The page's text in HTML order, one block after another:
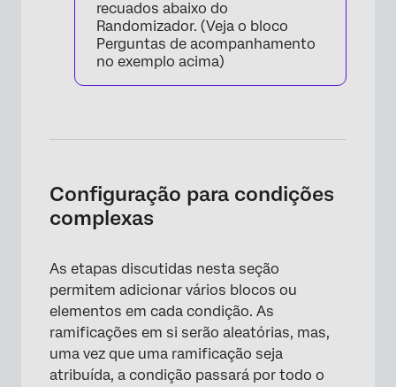
recuados abaixo do
Randomizador. (Veja o bloco
Perguntas de acompanhamento
no exemplo acima)
Configuração para condições
complexas
As etapas discutidas nesta seção
permitem adicionar vários blocos ou
elementos em cada condição. As
ramificações em si serão aleatórias, mas,
uma vez que uma ramificação seja
atribuída, a condição passará por todo o